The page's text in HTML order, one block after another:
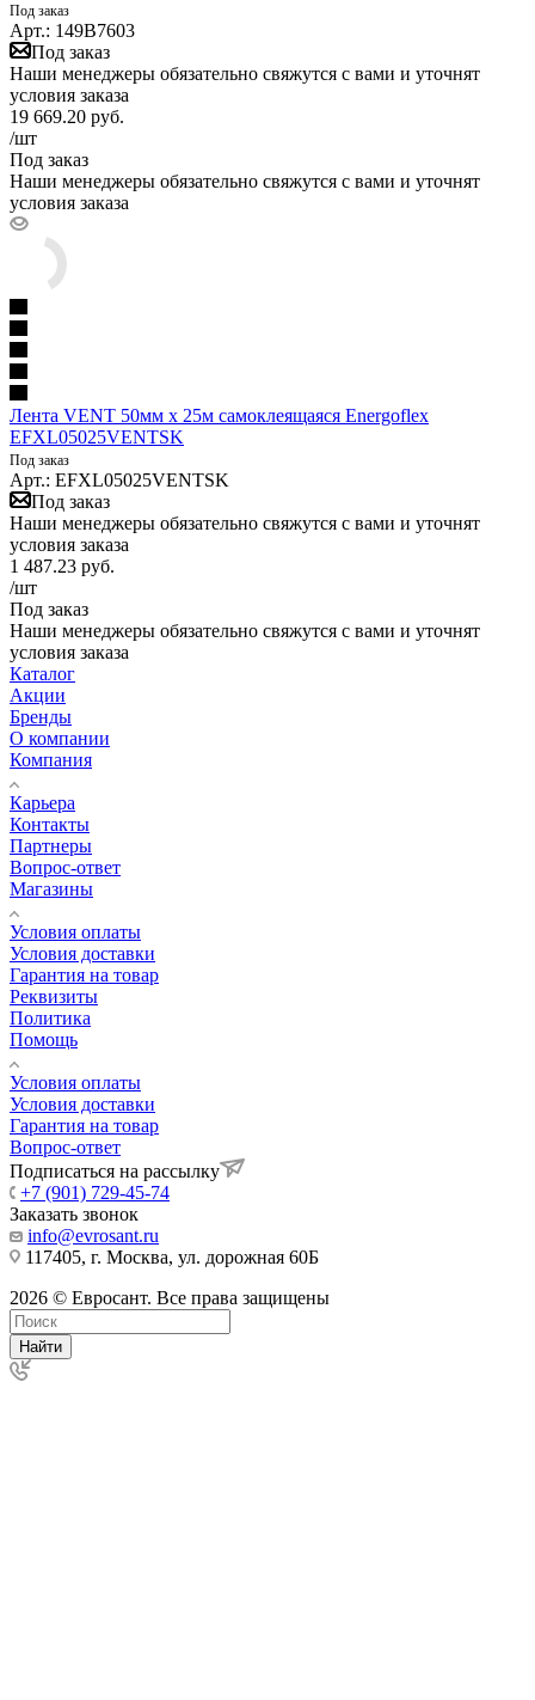
Под заказ
Арт.: 149B7603
Под заказ
Наши менеджеры обязательно свяжутся с вами и уточнят
условия заказа
19 669.20 руб.
/шт
Под заказ
Наши менеджеры обязательно свяжутся с вами и уточнят
условия заказа
Лента VENT 50мм х 25м самоклеящаяся Energoflex
EFXL05025VENTSK
Под заказ
Арт.: EFXL05025VENTSK
Под заказ
Наши менеджеры обязательно свяжутся с вами и уточнят
условия заказа
1 487.23 руб.
/шт
Под заказ
Наши менеджеры обязательно свяжутся с вами и уточнят
условия заказа
Каталог
Акции
Бренды
О компании
Компания
Карьера
Контакты
Партнеры
Вопрос-ответ
Магазины
Условия оплаты
Условия доставки
Гарантия на товар
Реквизиты
Политика
Помощь
Условия оплаты
Условия доставки
Гарантия на товар
Вопрос-ответ
Подписаться на рассылку
+7 (901) 729-45-74
Заказать звонок
info@evrosant.ru
117405, г. Москва, ул. дорожная 60Б
2026 © Евросант. Все права защищены
Найти